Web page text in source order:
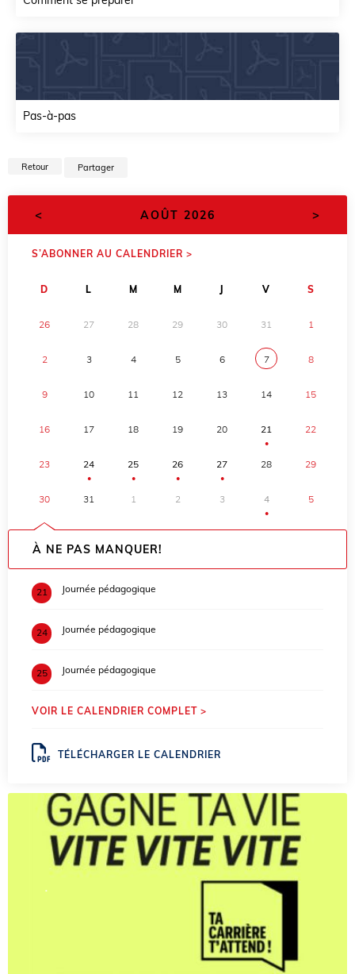
Pas-à-pas
Retour Partager
< AOÛT 2026 >
S’ABONNER AU CALENDRIER >
D L M M J V S
26 27 28 29 30 31 1
2 3 4 5 6 7 8
9 10 11 12 13 14 15
16 17 18 19 20 21
●
22
23 24
●
25
●
26
●
27
●
28 29
30 31 1 2 3 4
●
5
À NE PAS MANQUER!
21 Journée pédagogique
24 Journée pédagogique
25 Journée pédagogique
VOIR LE CALENDRIER COMPLET >
TÉLÉCHARGER LE CALENDRIER
.